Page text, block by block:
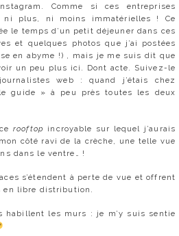
Comme si ces entreprises
ni plus, ni moins immatérielles ! Ce
le temps d’un petit déjeuner dans ces
et quelques photos que j’ai postées
en abyme !) , mais je me suis dit que
un peu plus ici. Dont acte. Suivez-le
web : quand j’étais chez
guide » à peu près toutes les deux
cerooftop incroyable sur lequel j’aurais
côté ravi de la crèche, une telle vue
dans le ventre… !
s’étendent à perte de vue et offrent
en libre distribution.
habillent les murs : je m’y suis sentie